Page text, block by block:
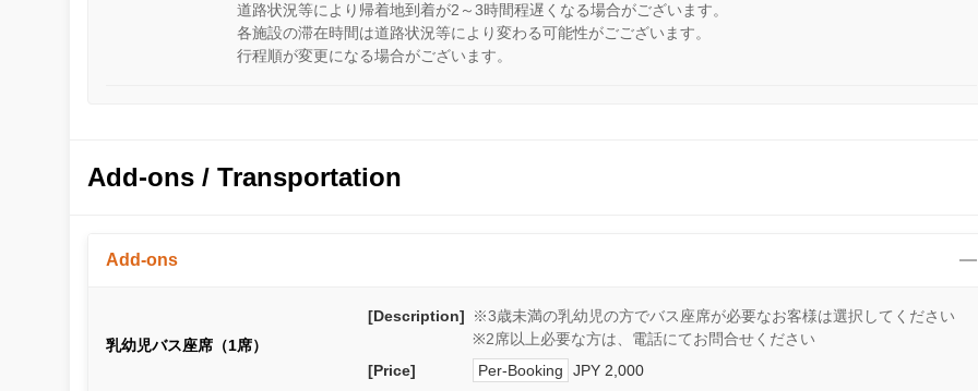
道路状況等により帰着地到着が2～3時間程遅くなる場合がございます。
各施設の滞在時間は道路状況等により変わる可能性がごございます。
行程順が変更になる場合がございます。
Add-ons / Transportation
Add-ons
乳幼児バス座席（1席）
[Description]
※3歳未満の乳幼児の方でバス座席が必要なお客様は選択してください
※2席以上必要な方は、電話にてお問合せください
[Price]
Per-Booking JPY 2,000